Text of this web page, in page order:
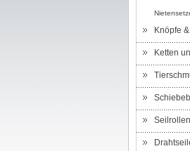
Knöpfe
Ketten